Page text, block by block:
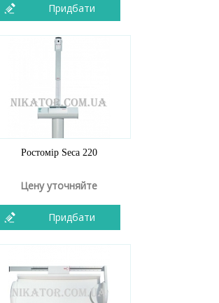
Придбати
Ростомір Seca 220
Цену уточняйте
Придбати